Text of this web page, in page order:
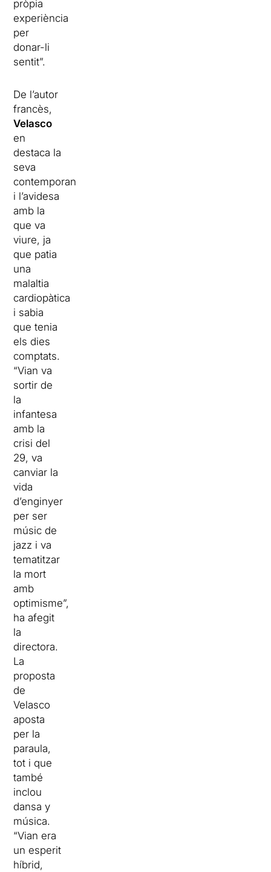
pròpia
experiència
per
donar-li
sentit”.
De l’autor
francès,
Velasco
en
destaca la
seva
contemporaneïtat
i l’avidesa
amb la
que va
viure, ja
que patia
una
malaltia
cardiopàtica
i sabia
que tenia
els dies
comptats.
“Vian va
sortir de
la
infantesa
amb la
crisi del
29, va
canviar la
vida
d’enginyer
per ser
músic de
jazz i va
tematitzar
la mort
amb
optimisme”,
ha afegit
la
directora.
La
proposta
de
Velasco
aposta
per la
paraula,
tot i que
també
inclou
dansa y
música.
“Vian era
un esperit
híbrid,